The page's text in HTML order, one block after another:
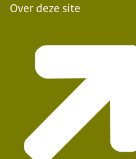
Over deze site